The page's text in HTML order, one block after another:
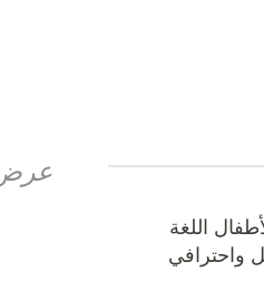
اللغة
واحترافي